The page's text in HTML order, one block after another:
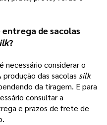
entrega de sacolas
?
necessário considerar o
das sacolas silk
da tiragem. E para
consultar a
e prazos de frete de